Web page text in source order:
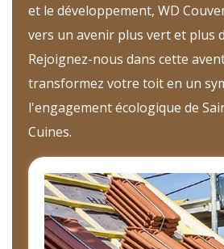
et le développement, WD
vers un avenir plus vert et plus
Rejoignez-nous dans cette
transformez votre toit en un
l'engagement écologique de
Cuines.